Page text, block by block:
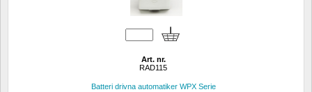
Art. nr.
RAD115
Batteri drivna automatiker WPX Serie